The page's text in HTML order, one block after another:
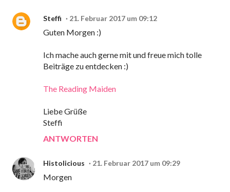
Steffi 21. Februar 2017 um 09:12
Guten Morgen :)
Ich mache auch gerne mit und freue mich tolle
Beiträge zu entdecken :)
The Reading Maiden
Liebe Grüße
Steffi
ANTWORTEN
Histolicious 21. Februar 2017 um 09:29
Morgen